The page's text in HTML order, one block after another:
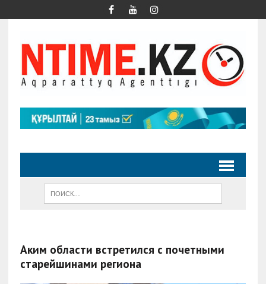
Аким области встретился с почетными
старейшинами региона